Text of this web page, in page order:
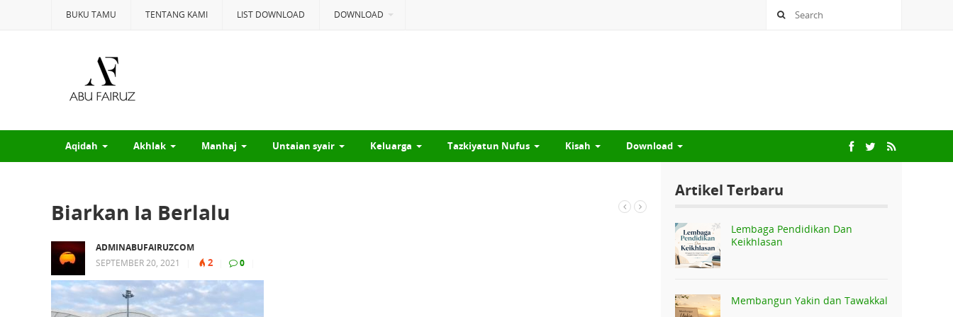
BUKU TAMU TENTANG KAMI LIST DOWNLOAD DOWNLOAD
Aqidah Akhlak Manhaj Untaian syair Keluarga Tazkiyatun Nufus Kisah Download
Biarkan Ia Berlalu
ADMINABUFAIRUZCOM
SEPTEMBER 20, 2021
2 0
Artikel Terbaru
Lembaga Pendidikan Dan
Keikhlasan
Membangun Yakin dan Tawakkal